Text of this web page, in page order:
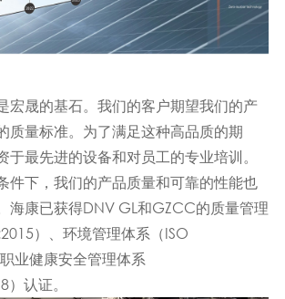
宏晟的基石。我们的客户期望我们的产
质量标准。为了满足这种高品质的期
于最先进的设备和对员工的专业培训。
件下，我们的产品质量和可靠的性能也
海康已获得DNV GL和GZCC的质量管理
）、环境管理体系（ISO
业健康安全管理体系
）认证。